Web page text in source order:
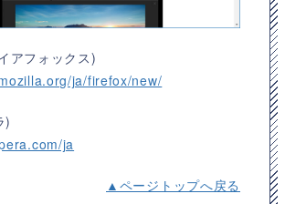
アフォックス)
ja/firefox/new/
)
ja
▲ページトップへ戻る